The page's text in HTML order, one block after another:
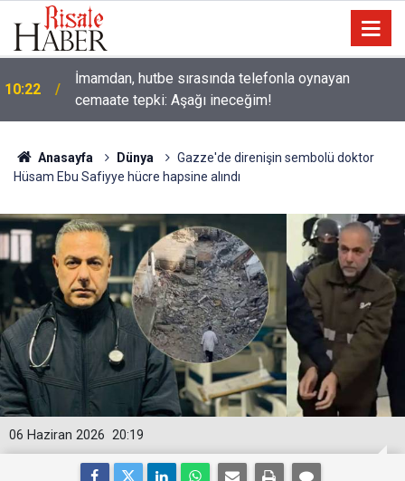
10:22
İmamdan, hutbe sırasında telefonla oynayan
cemaate tepki: Aşağı ineceğim!
Anasayfa Dünya
Gazze'de direnişin sembolü doktor
Hüsam Ebu Safiyye hücre hapsine alındı
20:19
06 Haziran 2026